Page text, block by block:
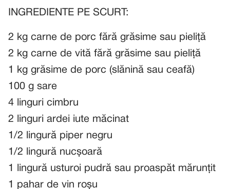
INGREDIENTE PE SCURT:
2 kg carne de porc fără grăsime sau pieliță
2 kg carne de vită fără grăsime sau pieliță
1 kg grăsime de porc (slănină sau ceafă)
100 g sare
4 linguri cimbru
2 linguri ardei iute măcinat
1/2 lingură piper negru
1/2 lingură nucșoară
1 lingură usturoi pudră sau proaspăt mărunțit
1 pahar de vin roșu